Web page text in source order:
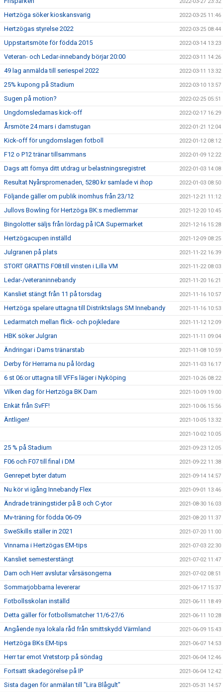
Hertzöga söker kioskansvarig 2022-03-25 11:46
Hertzögas styrelse 2022 2022-03-25 08:44
Uppstartsmöte för födda 2015 2022-03-14 13:23
Veteran- och Ledar-innebandy börjar 20:00 2022-03-11 14:26
49 lag anmälda till seriespel 2022 2022-03-11 13:32
25% kupong på Stadium 2022-03-10 13:57
Sugen på motion? 2022-02-25 05:51
Ungdomsledarnas kick-off 2022-02-17 16:29
Årsmöte 24 mars i damstugan 2022-01-21 12:04
Kick-off för ungdomslagen fotboll 2022-01-12 08:12
F12 o P12 tränar tillsammans 2022-01-09 12:22
Dags att förnya ditt utdrag ur belastningsregistret 2022-01-03 14:08
Resultat Nyårspromenaden, 5280 kr samlade vi ihop 2022-01-03 08:50
Följande gäller om publik inomhus från 23/12 2021-12-21 11:12
Jullovs Bowling för Hertzöga BK:s medlemmar 2021-12-20 10:45
Bingolotter säljs från lördag på ICA Supermarket 2021-12-16 15:28
Hertzögacupen inställd 2021-12-09 08:25
Julgranen på plats 2021-11-22 16:39
STORT GRATTIS F08 till vinsten i Lilla VM 2021-11-22 08:03
Ledar-/veteraninnebandy 2021-11-20 16:21
Kansliet stängt från 11 på torsdag 2021-11-16 10:57
Hertzöga spelare uttagna till Distriktslags SM Innebandy 2021-11-16 10:53
Ledarmatch mellan flick- och pojkledare 2021-11-12 12:09
HBK söker Julgran 2021-11-11 09:04
Ändringar i Dams tränarstab 2021-11-08 10:59
Derby för Herrarna nu på lördag 2021-11-03 16:17
6 st 06:or uttagna till VFFs läger i Nyköping 2021-10-26 08:22
Vilken dag för Hertzöga BK Dam 2021-10-09 19:00
Enkät från SvFF! 2021-10-06 15:56
Äntligen! 2021-10-05 13:32
2021-10-02 10:05
25 % på Stadium 2021-09-23 12:05
F06 och F07 till final i DM 2021-09-22 11:38
Genrepet byter datum 2021-09-14 14:57
Nu kör vi igång Innebandy Flex 2021-09-01 13:46
Ändrade träningstider på B och C-ytor 2021-08-30 16:03
Mv-träning för födda 06-09 2021-08-20 11:37
SweSkills ställer in 2021 2021-07-20 11:00
Vinnarna i Hertzögas EM-tips 2021-07-03 22:30
Kansliet semesterstängt 2021-07-02 11:47
Dam och Herr avslutar vårsäsongerna 2021-07-02 08:51
Sommarjobbarna levererar 2021-06-17 15:37
Fotbollsskolan inställd 2021-06-11 18:49
Detta gäller för fotbollsmatcher 11/6-27/6 2021-06-11 10:28
Angående nya lokala råd från smittskydd Värmland 2021-06-09 15:43
Hertzöga BKs EM-tips 2021-06-07 14:53
Herr tar emot Vretstorp på söndag 2021-06-04 12:46
Fortsatt skadegörelse på IP 2021-06-04 12:42
Sista dagen för anmälan till "Lira Blågult" 2021-05-31 14:57